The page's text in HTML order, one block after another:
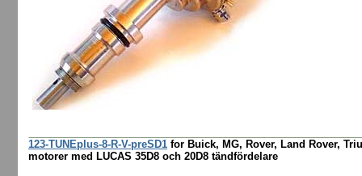
123-TUNEplus-8-R-V-preSD1 for Buick, MG, Rover, Land Rover,
motorer med LUCAS 35D8 och 20D8 tändfördelare